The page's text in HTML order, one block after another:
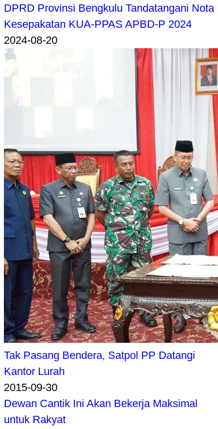
DPRD Provinsi Bengkulu Tandatangani Nota
Kesepakatan KUA-PPAS APBD-P 2024
2024-08-20
Tak Pasang Bendera, Satpol PP Datangi
Kantor Lurah
2015-09-30
Dewan Cantik Ini Akan Bekerja Maksimal
untuk Rakyat